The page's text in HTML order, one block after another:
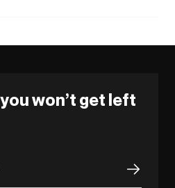
won’t get left